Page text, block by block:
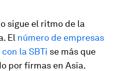
sigue el ritmo de la
El número de empresas
la SBTi se más que
por firmas en Asia.